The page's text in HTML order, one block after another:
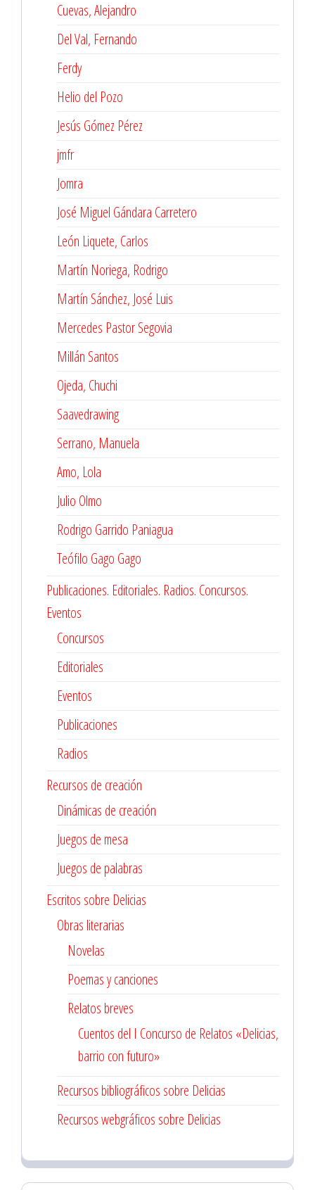
Cuevas, Alejandro
Del Val, Fernando
Ferdy
Helio del Pozo
Jesús Gómez Pérez
jmfr
Jomra
José Miguel Gándara Carretero
León Liquete, Carlos
Martín Noriega, Rodrigo
Martín Sánchez, José Luis
Mercedes Pastor Segovia
Millán Santos
Ojeda, Chuchi
Saavedrawing
Serrano, Manuela
Amo, Lola
Julio Olmo
Rodrigo Garrido Paniagua
Teófilo Gago Gago
Publicaciones. Editoriales. Radios. Concursos.
Eventos
Concursos
Editoriales
Eventos
Publicaciones
Radios
Recursos de creación
Dinámicas de creación
Juegos de mesa
Juegos de palabras
Escritos sobre Delicias
Obras literarias
Novelas
Poemas y canciones
Relatos breves
Cuentos del I Concurso de Relatos «Delicias,
barrio con futuro»
Recursos bibliográficos sobre Delicias
Recursos webgráficos sobre Delicias